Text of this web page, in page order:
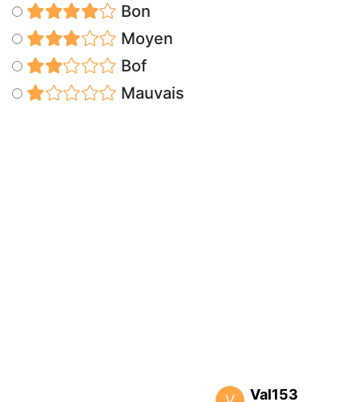
Bon
Moyen
Bof
Mauvais
Val153